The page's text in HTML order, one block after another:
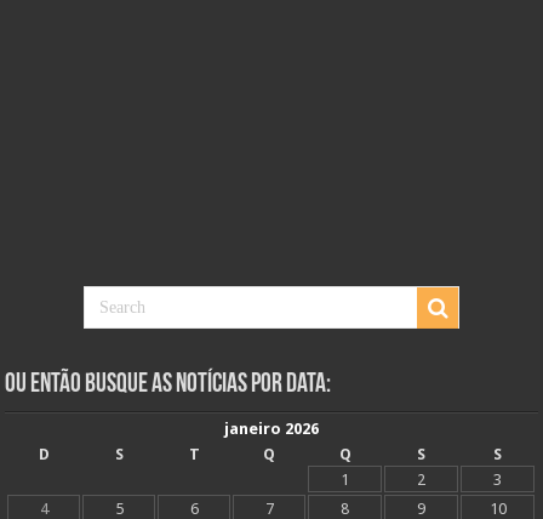
Ou Então Busque as Notícias Por Data:
janeiro 2026
D
S T Q Q S
S
1
2
3
4
5 6 7 8 9
10